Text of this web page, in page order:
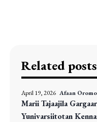
Related posts
April 19, 2026 Afaan Oromo
Marii Tajaajila
Yunivarsiitotan